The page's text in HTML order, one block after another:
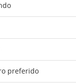
preferido